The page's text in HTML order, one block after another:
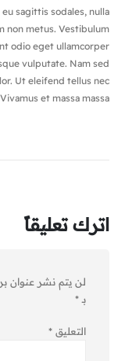
sagittis sodales, nulla
non metus. Vestibulum
odio eget ullamcorper
vulputate. Nam sed
Ut eleifend tellus nec
et massa massa.
اترك تعليقاً
لن يتم نشر عنوان
بـ *
التعليق *